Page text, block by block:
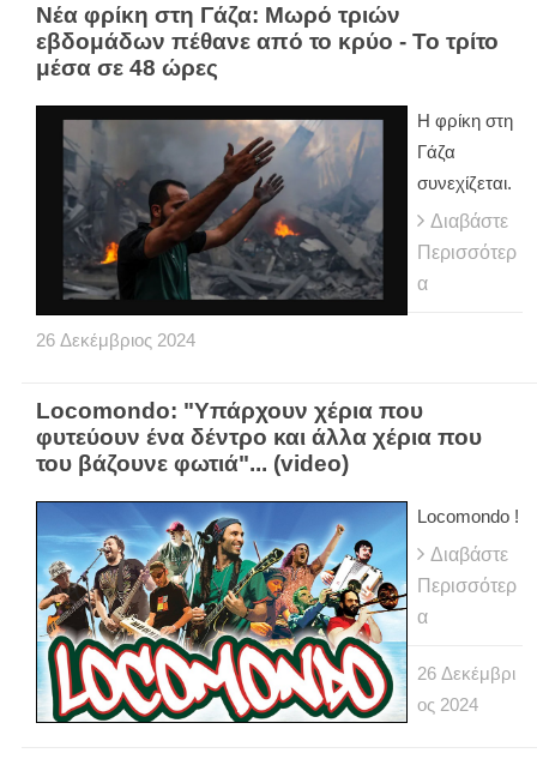
Νέα φρίκη στη Γάζα: Μωρό τριών
εβδομάδων πέθανε από το κρύο - Το τρίτο
μέσα σε 48 ώρες
Η φρίκη στη
Γάζα
συνεχίζεται.
Διαβάστε
Περισσότερ
α
26 Δεκέμβριος 2024
Locomondo: "Υπάρχουν χέρια που
φυτεύουν ένα δέντρο και άλλα χέρια που
του βάζουνε φωτιά"... (video)
Locomondo !
Διαβάστε
Περισσότερ
α
26 Δεκέμβρι
ος 2024